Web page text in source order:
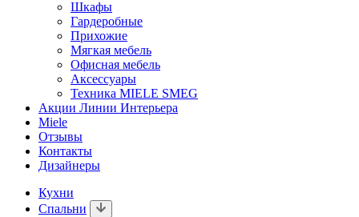
Шкафы
Гардеробные
Прихожие
Мягкая мебель
Офисная мебель
Аксессуары
Техника MIELE SMEG
Акции Линии Интерьера
Miele
Отзывы
Контакты
Дизайнеры
Кухни
Спальни